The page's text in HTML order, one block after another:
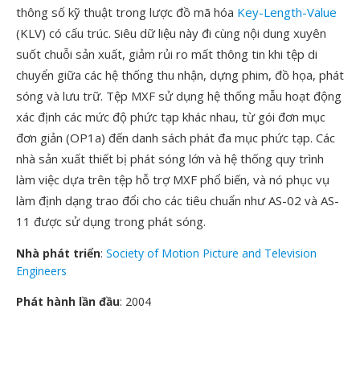
thông số kỹ thuật trong lược đồ mã hóa Key-Length-Value
(KLV) có cấu trúc. Siêu dữ liệu này đi cùng nội dung xuyên
suốt chuỗi sản xuất, giảm rủi ro mất thông tin khi tệp di
chuyển giữa các hệ thống thu nhận, dựng phim, đồ họa, phát
sóng và lưu trữ. Tệp MXF sử dụng hệ thống mẫu hoạt động
xác định các mức độ phức tạp khác nhau, từ gói đơn mục
đơn giản (OP1a) đến danh sách phát đa mục phức tạp. Các
nhà sản xuất thiết bị phát sóng lớn và hệ thống quy trình
làm việc dựa trên tệp hỗ trợ MXF phổ biến, và nó phục vụ
làm định dạng trao đổi cho các tiêu chuẩn như AS-02 và AS-
11 được sử dụng trong phát sóng.
Nhà phát triển: Society of Motion Picture and Television
Engineers
Phát hành lần đầu: 2004